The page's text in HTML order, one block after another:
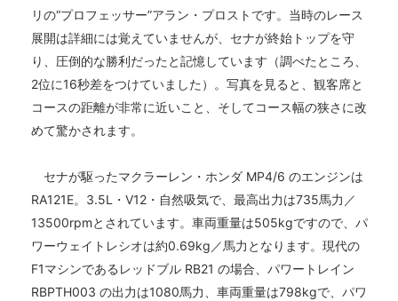
リの“プロフェッサー”アラン・プロストです。当時のレース
展開は詳細には覚えていませんが、セナが終始トップを守
り、圧倒的な勝利だったと記憶しています（調べたところ、
2位に16秒差をつけていました）。写真を見ると、観客席と
コースの距離が非常に近いこと、そしてコース幅の狭さに改
めて驚かされます。
セナが駆ったマクラーレン・ホンダ MP4/6 のエンジンは
RA121E。3.5L・V12・自然吸気で、最高出力は735馬力／
13500rpmとされています。車両重量は505kgですので、パ
ワーウェイトレシオは約0.69kg／馬力となります。現代の
F1マシンであるレッドブル RB21 の場合、パワートレイン
RBPTH003 の出力は1080馬力、車両重量は798kgで、パワ